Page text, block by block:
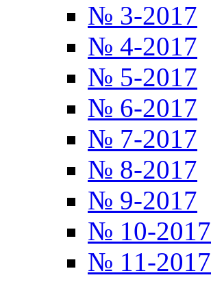
№ 3-2017
№ 4-2017
№ 5-2017
№ 6-2017
№ 7-2017
№ 8-2017
№ 9-2017
№ 10-2017
№ 11-2017